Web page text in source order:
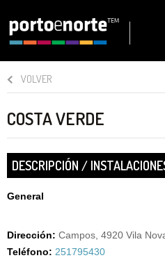
VOLVER
COSTA VERDE
DESCRIPCIÓN /
General
Dirección: Campos, 4920 Vila
Teléfono: 251795430